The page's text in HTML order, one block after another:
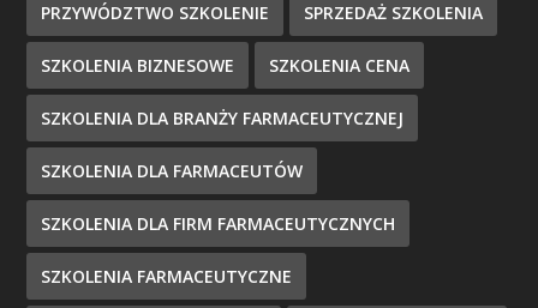
PRZYWÓDZTWO SZKOLENIE SPRZEDAŻ SZKOLENIA
SZKOLENIA BIZNESOWE SZKOLENIA CENA
SZKOLENIA DLA BRANŻY FARMACEUTYCZNEJ
SZKOLENIA DLA FARMACEUTÓW
SZKOLENIA DLA FIRM FARMACEUTYCZNYCH
SZKOLENIA FARMACEUTYCZNE